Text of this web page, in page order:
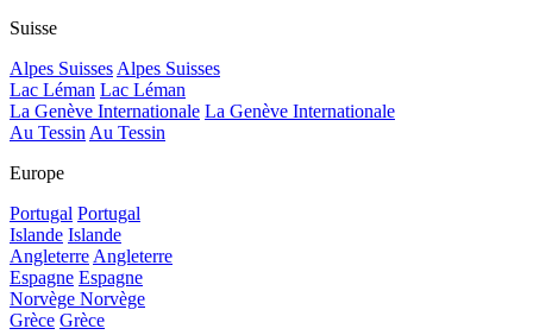
Suisse
Alpes SuissesAlpes Suisses
Lac Léman Lac Léman
La Genève Internationale La Genève Internationale
Au TessinAu Tessin
Europe
Portugal Portugal
Islande Islande
AngleterreAngleterre
Espagne Espagne
Norvège Norvège
Grèce Grèce